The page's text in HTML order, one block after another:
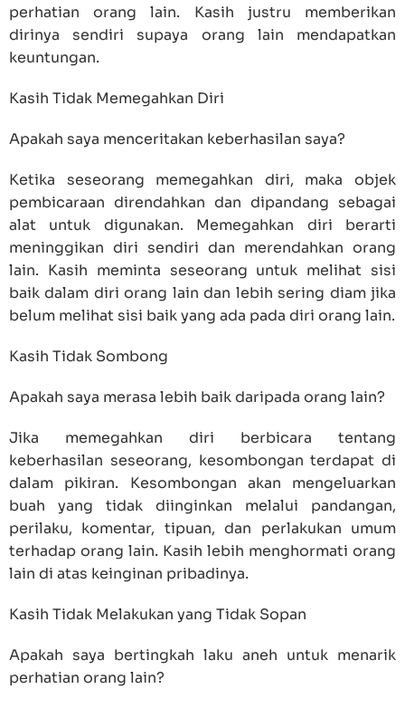
perhatian orang lain. Kasih justru memberikan
dirinya sendiri supaya orang lain mendapatkan
keuntungan.
Kasih Tidak Memegahkan Diri
Apakah saya menceritakan keberhasilan saya?
Ketika seseorang memegahkan diri, maka objek
pembicaraan direndahkan dan dipandang sebagai
alat untuk digunakan. Memegahkan diri berarti
meninggikan diri sendiri dan merendahkan orang
lain. Kasih meminta seseorang untuk melihat sisi
baik dalam diri orang lain dan lebih sering diam jika
belum melihat sisi baik yang ada pada diri orang lain.
Kasih Tidak Sombong
Apakah saya merasa lebih baik daripada orang lain?
Jika memegahkan diri berbicara tentang
keberhasilan seseorang, kesombongan terdapat di
dalam pikiran. Kesombongan akan mengeluarkan
buah yang tidak diinginkan melalui pandangan,
perilaku, komentar, tipuan, dan perlakukan umum
terhadap orang lain. Kasih lebih menghormati orang
lain di atas keinginan pribadinya.
Kasih Tidak Melakukan yang Tidak Sopan
Apakah saya bertingkah laku aneh untuk menarik
perhatian orang lain?